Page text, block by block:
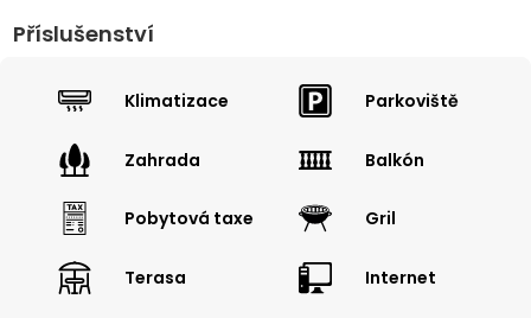
Příslušenství
Klimatizace Parkoviště
Zahrada Balkón
Pobytová taxe Gril
Terasa Internet